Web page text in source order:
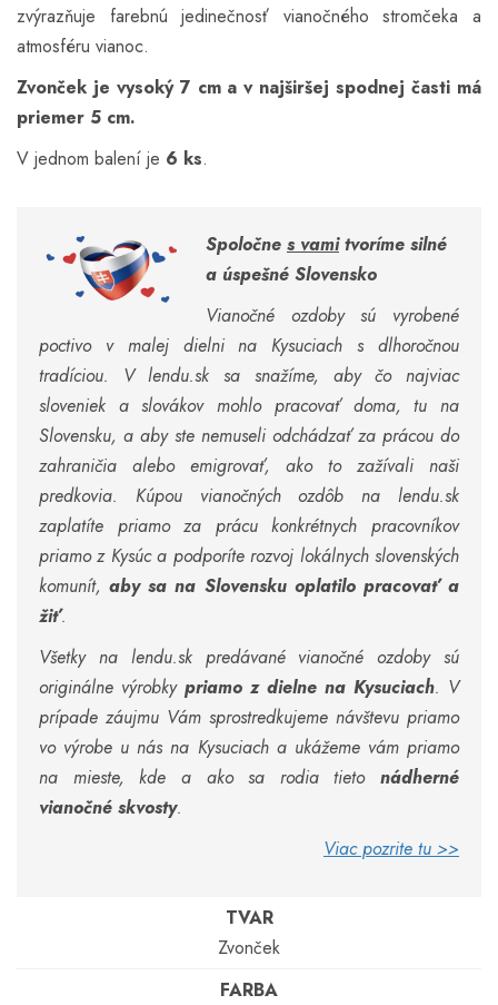
zvýrazňuje farebnú jedinečnosť vianočného stromčeka a
atmosféru vianoc.
Zvonček je vysoký 7 cm a v najširšej spodnej časti má
priemer 5 cm.
V jednom balení je 6 ks.
Spoločne s vamitvoríme silné
a úspešné Slovensko
Vianočné ozdoby sú vyrobené
poctivo v malej dielni na Kysuciach s dlhoročnou
tradíciou. V lendu.sk sa snažíme, aby čo najviac
sloveniek a slovákov mohlo pracovať doma, tu na
Slovensku, a aby ste nemuseli odchádzať za prácou do
zahraničia alebo emigrovať, ako to zažívali naši
predkovia. Kúpou vianočných ozdôb na lendu.sk
zaplatíte priamo za prácu konkrétnych pracovníkov
priamo z Kysúc a podporíte rozvoj lokálnych slovenských
komunít,aby sa na Slovensku oplatilo pracovať a
žiť.
Všetky na lendu.sk predávané vianočné ozdoby sú
originálne výrobky priamo z dielne na Kysuciach. V
prípade záujmu Vám sprostredkujeme návštevu priamo
vo výrobe u nás na Kysuciach a ukážeme vám priamo
na mieste, kde a ako sa rodia tieto nádherné
vianočné skvosty.
Viac pozrite tu >>
TVAR
Zvonček
FARBA